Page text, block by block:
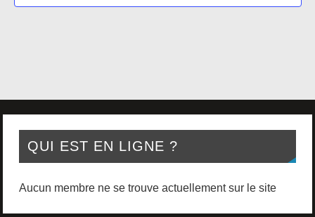
QUI EST EN LIGNE ?
Aucun membre ne se trouve actuellement sur le site